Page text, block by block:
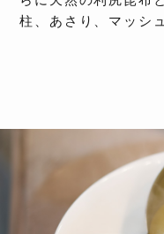
柱、あさり、マッシ